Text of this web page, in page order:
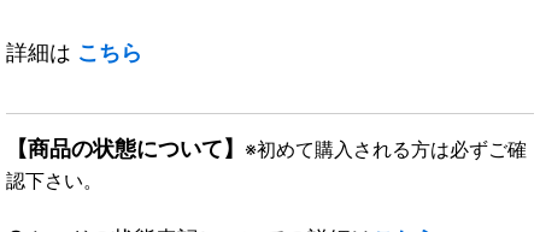
詳細は こちら
【商品の状態について】 ※初めて購入される方は必ずご確
認下さい。